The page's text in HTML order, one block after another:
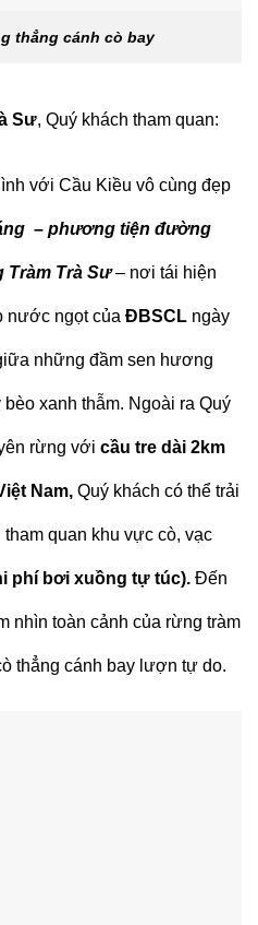
thẳng cánh cò bay
Sư, Quý khách tham quan:
với Cầu Kiều vô cùng đẹp
– phương tiện đường
Tràm Trà Sư– nơi tái hiện
nước ngọt của ĐBSCL ngày
những đầm sen hương
xanh thẫm. Ngoài ra Quý
rừng với cầu tre dài 2km
Nam, Quý khách có thể trải
tham quan khu vực cò, vạc
phí bơi xuồng tự túc). Đến
nhìn toàn cảnh của rừng tràm
thẳng cánh bay lượn tự do.